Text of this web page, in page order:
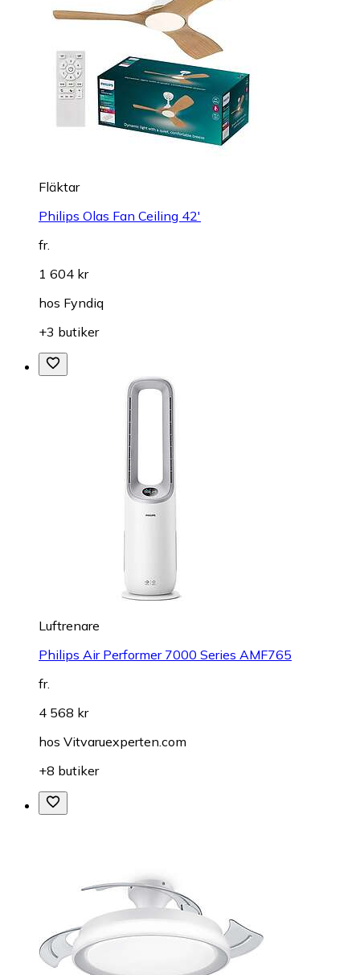
Fläktar
Philips Olas Fan Ceiling 42'
fr.
1 604 kr
hos Fyndiq
+3 butiker
Luftrenare
Philips Air Performer 7000 Series AMF765
fr.
4 568 kr
hos Vitvaruexperten.com
+8 butiker